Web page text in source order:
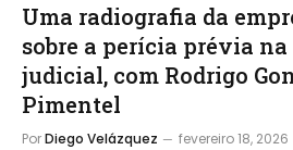
Uma radiografia da
sobre a perícia prévia
judicial, com Rodrigo
Pimentel
PorDiego Velázquez fevereiro 18, 2026